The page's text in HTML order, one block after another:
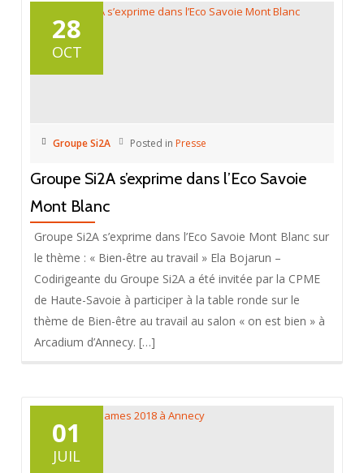
28
OCT
Groupe Si2A Posted in Presse
Groupe Si2A s’exprime dans l’Eco Savoie
Mont Blanc
Groupe Si2A s’exprime dans l’Eco Savoie Mont Blanc sur
le thème : « Bien-être au travail » Ela Bojarun –
Codirigeante du Groupe Si2A a été invitée par la CPME
de Haute-Savoie à participer à la table ronde sur le
thème de Bien-être au travail au salon « on est bien » à
Arcadium d’Annecy. […]
01
JUIL